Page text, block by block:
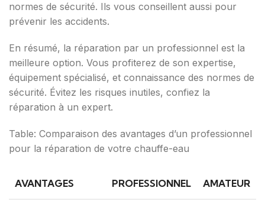
normes de sécurité. Ils vous conseillent aussi pour
prévenir les accidents.
En résumé, la réparation par un professionnel est la
meilleure option. Vous profiterez de son expertise,
équipement spécialisé, et connaissance des normes de
sécurité. Évitez les risques inutiles, confiez la
réparation à un expert.
Table: Comparaison des avantages d’un professionnel
pour la réparation de votre chauffe-eau
AVANTAGES PROFESSIONNEL AMATEUR